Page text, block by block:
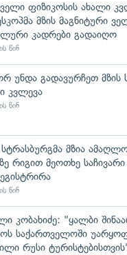
ფიზიკოსის ახალი
მზის მაგნიტური
კადრები გადაიღო
წინ
უნდა გადავურჩეთ
კვლევა
წინ
სტრასბურგმა მზია
რიგით მეოთხე საჩივარი
წინ
კობახიძე: "ყალბი
საქართველოში
რუსი